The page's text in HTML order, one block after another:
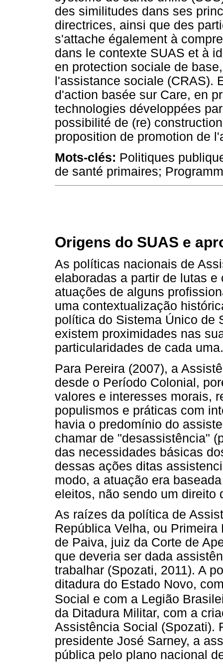
des similitudes dans ses
directrices, ainsi que des
s'attache également à
dans le contexte SUAS et à
en protection sociale de
l'assistance sociale (CRAS).
d'action basée sur Care, en
technologies développées
possibilité de (re)
proposition de promotion de
Mots-clés: Politiques
de santé primaires;
Origens do SUAS e
As políticas nacionais de
elaboradas a partir de lutas
atuações de alguns
uma contextualização
política do Sistema Único de
existem proximidades nas
particularidades de cada uma.
Para Pereira (2007), a
desde o Período Colonial,
valores e interesses morais,
populismos e práticas com
havia o predomínio do
chamar de "desassistência"
das necessidades básicas
dessas ações ditas
modo, a atuação era
eleitos, não sendo um direito
As raízes da política de
República Velha, ou
de Paiva, juiz da Corte de
que deveria ser dada
trabalhar (Spozati, 2011). A
ditadura do Estado Novo,
Social e com a Legião
da Ditadura Militar, com a
Assistência Social (Spozati).
presidente José Sarney, a
pública pelo plano nacional